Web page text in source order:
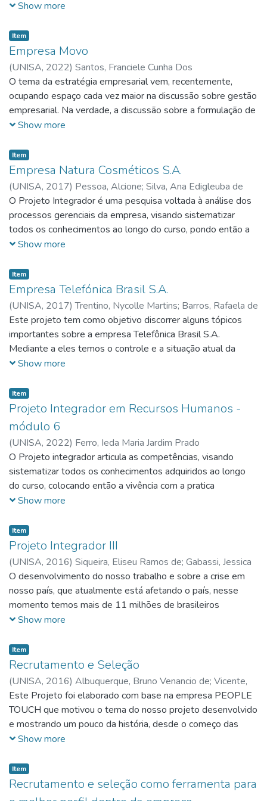
uma gestão de pessoas baseada em processos
metas da empresa. O projeto esta pautado em apresentar
conceitos do que é o RH estratégico, utilizar a empresa
escolhida como exemplo de praticas assertivas nesse
modelo de gestão e mostrar como elas podem contribuir
para o progresso da organização e dos colaboradores
Show more
Item
Empresa Movo
(UNISA, 2022) Santos, Franciele Cunha Dos
O tema da estratégia empresarial vem, recentemente,
ocupando espaço cada vez maior na discussão sobre gestão
empresarial. Na verdade, a discussão sobre a formulação de
estratégias que possam nortear os caminhos a serem
cinquenta e sessenta do século vinte, quando, tanto no
âmbito acadêmico, como no próprio seio das organizações,
começaram a surgir esforços no sentido de produzir algum
tipo de sistematização sobre o assunto.
Show more
Item
Empresa Natura Cosméticos S.A.
(UNISA, 2017) Pessoa, Alcione; Silva, Ana Edigleuba de
Miranda Forte;Nascimento, Camila Nogueira Santos;Paiva,
Eva Vanusa de Oliveira; Santos, Maria Nildes dos
O Projeto Integrador é uma pesquisa voltada à análise dos
processos gerenciais da empresa, visando sistematizar
todos os conhecimentos ao longo do curso, pondo então a
vivência com a prática profissional, aplicando, desta forma,
Show more
Item
Empresa Telefónica Brasil S.A.
(UNISA, 2017)Trentino, Nycolle Martins; Barros, Rafaela de
Brito ;Martins, Sheila Silva;Crisostomo, Valéria Onorato;
Xavier, Vania Gomes
Este projeto tem como objetivo discorrer alguns tópicos
importantes sobre a empresa Telefônica Brasil S.A.
Mediante a eles temos o controle e a situação atual da
empresa, podendo chegar a conclusões de como a mesma
sistemas integrados, ética e em gestão de pessoas. Com
isso, podemos observar todos os pontos positivos e
negativos da empresa, pois temos amplo conhecimento de
seus funcionamentos internos e de como são executados os
serviços
Show more
Item
Projeto Integrador em Recursos Humanos -
módulo 6
(UNISA, 2022) Ferro, Ieda Maria Jardim Prado
O Projeto integrador articula as competências, visando
sistematizar todos os conhecimentos adquiridos ao longo
do curso, colocando então a vivência com a pratica
profissional, aplicando dessa forma em empresas reais. O
conhecimentos, buscando a constante inovação, adaptação e
identificação de oportunidades e alternativas na situação
problema proposta mediante empresa escolhida para
estudo.
Show more
Item
Projeto Integrador III
(UNISA, 2016) Siqueira, Eliseu Ramos de; Gabassi, Jessica
Silva;Moreno, Josimara Roberta Reis;Santos, Nilzilene da
Silva;Souza, Viviana Alves
O desenvolvimento do nosso trabalho e sobre a crise em
nosso país, que atualmente está afetando o país, nesse
momento temos mais de 11 milhões de brasileiros
desempregados. Essa crise está causando vários
contratando menos e várias outras não estão investindo no
mercado com medo de perder o que tem, os empresários
estão aguardando o melhor momento para iniciarem novos
projetos, em busca de mostrar como as grandes empresas
estão agindo. De acordo com Silva (2005, p.27) as
organizações proativas estão fazendo surgir um novo
conceito: o de Gestão de pessoas através do sistema de
rapidamente a maneira de se administrar pessoas e
processos.
Show more
Item
Recrutamento e Seleção
(UNISA, 2016) Albuquerque, Bruno Venancio de; Vicente,
Jaqueline Jozefa Tereza;Araújo, Natalia Pereira de ;Lima,
Thays Palladini da Silva ;Almeida, Wellington de Souza
Este Projeto foi elaborado com base na empresa PEOPLE
TOUCH que motivou o tema do nosso projeto desenvolvido
e mostrando um pouco da história, desde o começo das
suas atividades empresariais iniciadas no ano de 2015 até o
essa empresa e fazendo a junção entre a teoria, prática e
conceito das matérias do curso de Gestão de Recursos
Humanos, da Universidade de Santo Amaro – UNISA no
Show more
Item
Recrutamento e seleção como ferramenta para